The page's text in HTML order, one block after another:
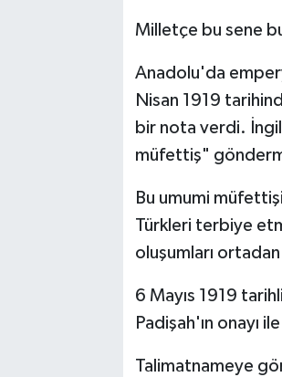
Milletçe bu sene
Anadolu'da
Nisan 1919
bir nota verdi.
müfettiş"
Bu umumi
Türkleri terbiye
oluşumları ortadan
6 Mayıs 1919
Padişah'ın onayı
Talimatnameye